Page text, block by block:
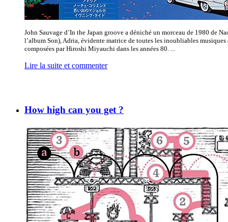
John Sauvage d’In the Japan groove a déniché un morceau de 1980 de
l’album Son), Adria, évidente matrice de toutes les inoubliables musiques
composées par Hiroshi Miyauchi dans les années 80. ...
Lire la suite et commenter
How high can you get ?